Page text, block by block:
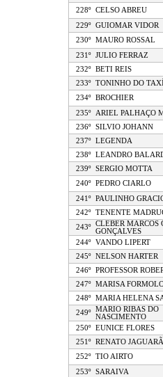
228º
CELSO ABREU
229º
GUIOMAR VIDOR
230º
MAURO ROSSAL
231º
JULIO FERRAZ
232º
BETI REIS
233º
TONINHO DO
234º
BROCHIER
235º
ARIEL PALHAÇO
236º
SILVIO JOHANN
237º
LEGENDA
238º
LEANDRO
239º
SERGIO MOTTA
240º
PEDRO CIARLO
241º
PAULINHO
242º
TENENTE
243º
CLEBER MARCOS
GONÇALVES
244º
VANDO LIPERT
245º
NELSON HARTER
246º
PROFESSOR
247º
MARISA
248º
MARIA HELENA
249º
MARIO RIBAS DO
NASCIMENTO
250º
EUNICE FLORES
251º
RENATO
252º
TIO AIRTO
253º
SARAIVA